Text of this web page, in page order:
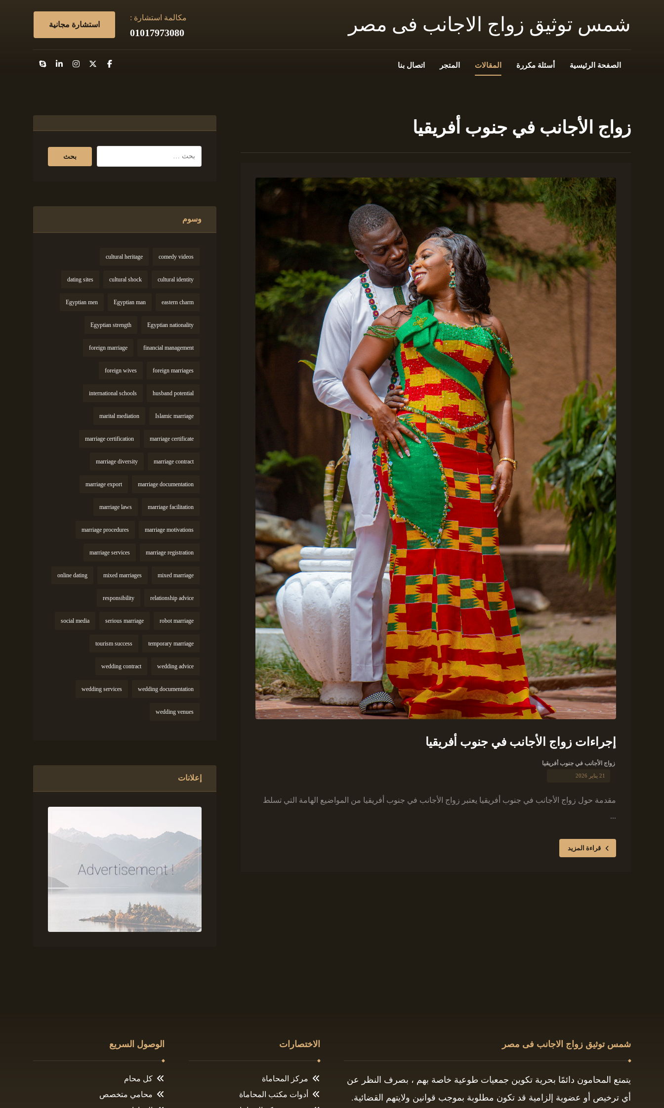
شمس توثيق زواج الاجانب فى مصر استشارة مجانية
مكالمة استشارة :
01017973080
الصفحة الرئيسية أسئلة مكررة المقالات المتجر اتصال بنا
زواج الأجانب في جنوب أفريقيا
إجراءات زواج الأجانب في جنوب أفريقيا
زواج الأجانب في جنوب أفريقيا
21 يناير 2026
مقدمة حول زواج الأجانب في جنوب أفريقيا يعتبر زواج الأجانب في جنوب أفريقيا من المواضيع الهامة التي تسلط
...
قراءة المزيد
وسوم
comedy videos
cultural heritage
cultural identity
cultural shock
dating sites
eastern charm
Egyptian man
Egyptian men
Egyptian nationality
Egyptian strength
financial management
foreign marriage
foreign marriages
foreign wives
husband potential
international schools
Islamic marriage
marital mediation
marriage certificate
marriage certification
marriage contract
marriage diversity
marriage documentation
marriage export
marriage facilitation
marriage laws
marriage motivations
marriage procedures
marriage registration
marriage services
mixed marriage
mixed marriages
online dating
relationship advice
responsibility
robot marriage
serious marriage
social media
temporary marriage
tourism success
wedding advice
wedding contract
wedding documentation
wedding services
wedding venues
إعلانات
شمس توثيق زواج الاجانب فى مصر
يتمتع المحامون دائمًا بحرية تكوين جمعيات طوعية خاصة بهم ، بصرف النظر عن
أي ترخيص أو عضوية إلزامية قد تكون مطلوبة بموجب قوانين ولايتهم القضائية.
الاختصارات
مركز المحاماة
أدوات مكتب المحاماة
الوصول السريع
كل محام
محامي متخصص